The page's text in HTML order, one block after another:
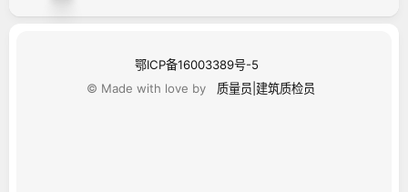
鄂ICP备16003389号-5
© Made with love by
质量员|建筑质检员